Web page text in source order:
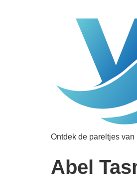
Ontdek de pareltjes van
Abel